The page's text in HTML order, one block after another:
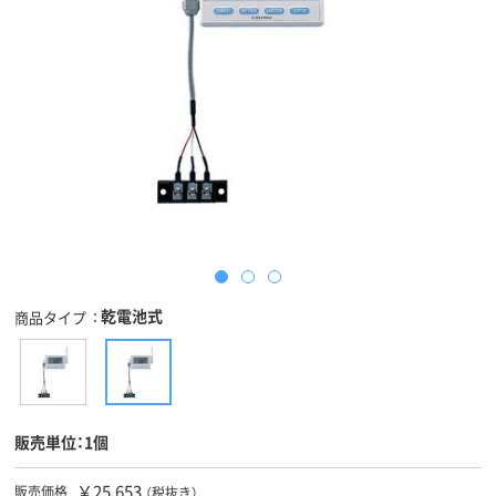
商品タイプ 乾電池式
販売単位：1個
販売価格 ￥25,653